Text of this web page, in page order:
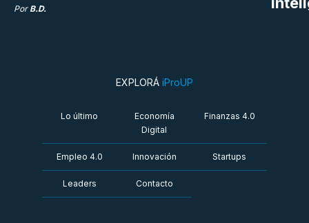
Por B.D.
EXPLORÁ iProUP
Lo último
Economía
Digital
Finanzas 4.0
Empleo 4.0 Innovación Startups
Leaders Contacto